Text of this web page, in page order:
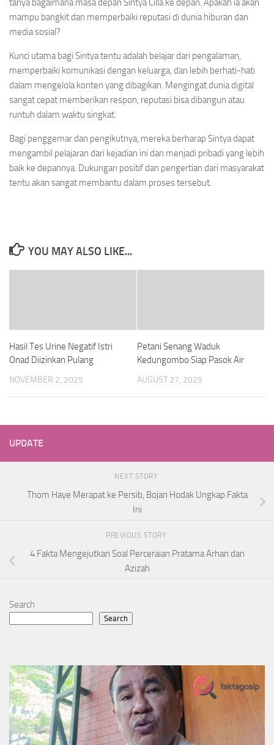
tanya bagaimana masa depan Sintya Cilla ke depan. Apakah ia akan
mampu bangkit dan memperbaiki reputasi di dunia hiburan dan
media sosial?
Kunci utama bagi Sintya tentu adalah belajar dari pengalaman,
memperbaiki komunikasi dengan keluarga, dan lebih berhati-hati
dalam mengelola konten yang dibagikan. Mengingat dunia digital
sangat cepat memberikan respon, reputasi bisa dibangun atau
runtuh dalam waktu singkat.
Bagi penggemar dan pengikutnya, mereka berharap Sintya dapat
mengambil pelajaran dari kejadian ini dan menjadi pribadi yang lebih
baik ke depannya. Dukungan positif dan pengertian dari masyarakat
tentu akan sangat membantu dalam proses tersebut.
YOU MAY ALSO LIKE...
Hasil Tes Urine Negatif Istri
Onad Diizinkan Pulang
NOVEMBER 2, 2025
Petani Senang Waduk
Kedungombo Siap Pasok Air
AUGUST 27, 2025
UPDATE
NEXT STORY
Thom Haye Merapat ke Persib, Bojan Hodak Ungkap Fakta
Ini
PREVIOUS STORY
4 Fakta Mengejutkan Soal Perceraian Pratama Arhan dan
Azizah
Search
Search